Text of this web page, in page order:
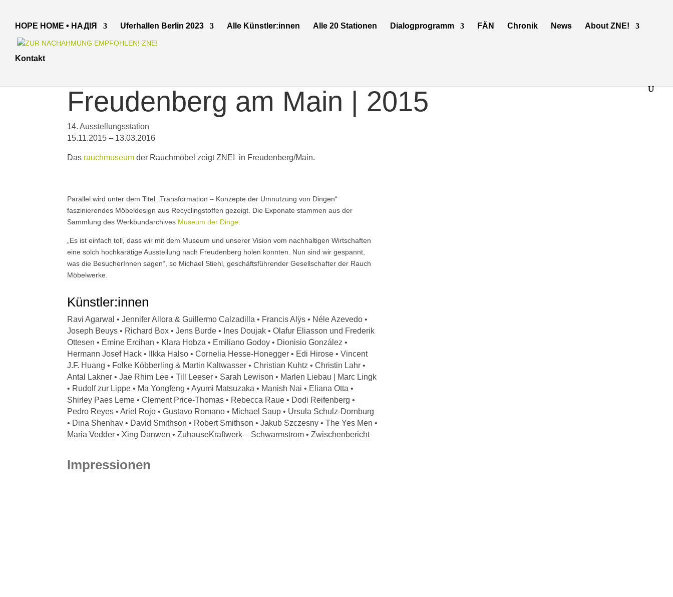
HOPE HOME • НАДІЯ Uferhallen Berlin 2023 Alle Künstler:innen Alle 20 Stationen Dialogprogramm FÄN Chronik News About ZNE!
Kontakt
Freudenberg am Main | 2015
14. Ausstellungsstation
15.11.2015 – 13.03.2016
Das rauchmuseum der Rauchmöbel zeigt ZNE! in Freudenberg/Main.
Parallel wird unter dem Titel „Transformation – Konzepte der Umnutzung von Dingen“
faszinierendes Möbeldesign aus Recyclingstoffen gezeigt. Die Exponate stammen aus der
Sammlung des Werkbundarchives Museum der Dinge
„Es ist einfach toll, dass wir mit dem Museum und unserer Vision vom nachhaltigen Wirtschaften
eine solch hochkarätige Ausstellung nach Freudenberg holen konnten. Nun sind wir gespannt,
was die BesucherInnen sagen“, so Michael Stiehl, geschäftsführender Gesellschafter der Rauch
Möbelwerke.
Künstler:innen
Ravi Agarwal • Jennifer Allora & Guillermo Calzadilla • Francis Alÿs • Néle Azevedo •
Joseph Beuys • Richard Box • Jens Burde • Ines Doujak • Olafur Eliasson und Frederik
Ottesen • Emine Ercihan • Klara Hobza • Emiliano Godoy • Dionisio González •
Hermann Josef Hack • Ilkka Halso • Cornelia Hesse-Honegger • Edi Hirose • Vincent
J.F. Huang • Folke Köbberling & Martin Kaltwasser • Christian Kuhtz • Christin Lahr •
Antal Lakner • Jae Rhim Lee • Till Leeser • Sarah Lewison • Marlen Liebau | Marc Lingk
• Rudolf zur Lippe • Ma Yongfeng • Ayumi Matsuzaka • Manish Nai • Eliana Otta •
Shirley Paes Leme • Clement Price-Thomas • Rebecca Raue • Dodi Reifenberg •
Pedro Reyes • Ariel Rojo • Gustavo Romano • Michael Saup • Ursula Schulz-Dornburg
• Dina Shenhav • David Smithson • Robert Smithson • Jakub Szczesny • The Yes Men •
Maria Vedder • Xing Danwen • ZuhauseKraftwerk – Schwarmstrom • Zwischenbericht
Impressionen